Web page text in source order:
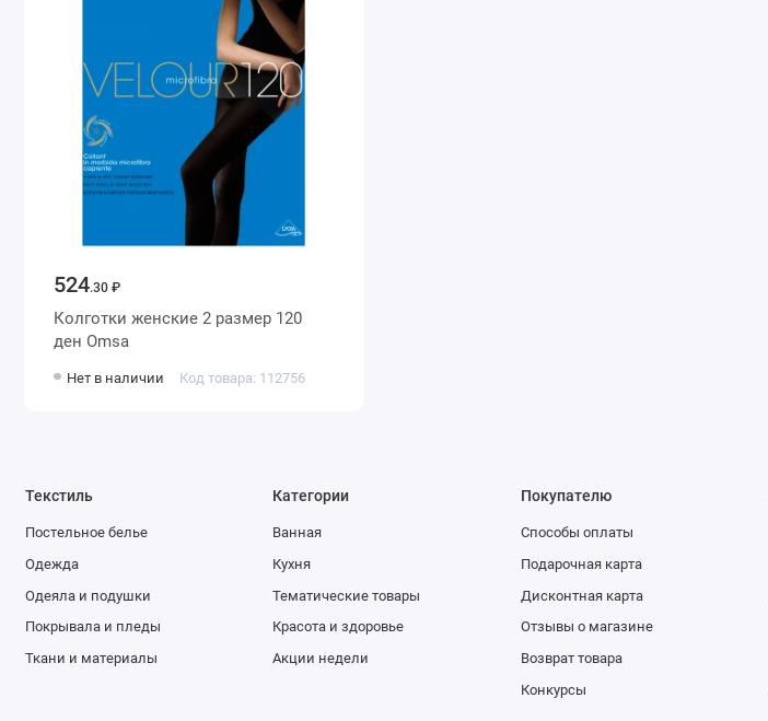
524.30 ₽
Колготки женские 2 размер 120
ден Omsa
Нет в наличии Код товара: 112756
Текстиль
Постельное белье
Одежда
Одеяла и подушки
Покрывала и пледы
Ткани и материалы
Категории
Ванная
Кухня
Тематические товары
Красота и здоровье
Акции недели
Покупателю
Способы оплаты
Подарочная карта
Дисконтная карта
Отзывы о магазине
Возврат товара
Конкурсы